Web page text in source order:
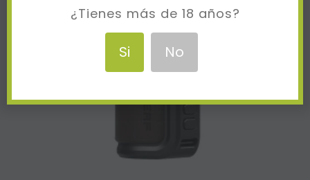
¿Tienes más de 18 años?
Si No